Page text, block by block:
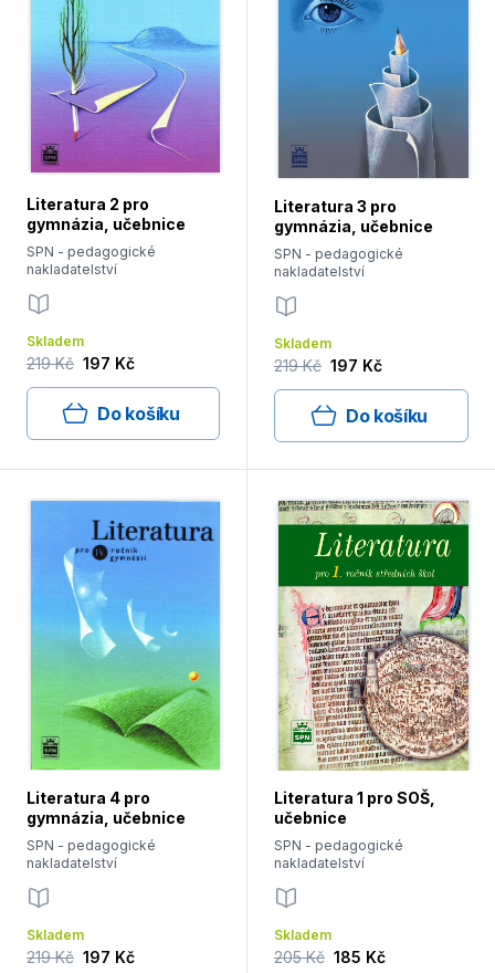
Literatura 2 pro
gymnázia, učebnice
SPN - pedagogické
nakladatelství
Skladem
219 Kč 197 Kč
Do košíku
Literatura 3 pro
gymnázia, učebnice
SPN - pedagogické
nakladatelství
Skladem
219 Kč 197 Kč
Do košíku
Literatura 4 pro
gymnázia, učebnice
SPN - pedagogické
nakladatelství
Skladem
219 Kč 197 Kč
Literatura 1 pro SOŠ,
učebnice
SPN - pedagogické
nakladatelství
Skladem
205 Kč 185 Kč